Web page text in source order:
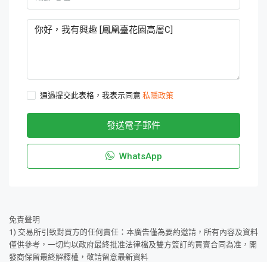
通過提交此表格，我表示同意 私隱政策
發送電子郵件
WhatsApp
免責聲明
1) 交易所引致對買方的任何責任：本廣告僅為要約邀請，所有內容及資料
僅供參考，一切均以政府最終批准法律檔及雙方簽訂的買賣合同為准，開
發商保留最終解釋權，敬請留意最新資料